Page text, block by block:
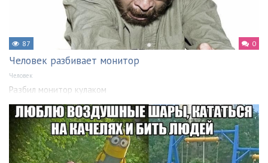
87 0
Человек разбивает монитор
Человек
Разбил монитор кулаком